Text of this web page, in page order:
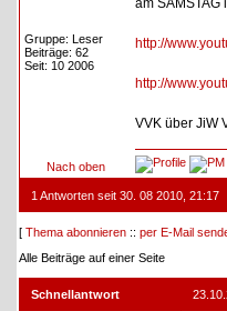
Gruppe: Leser
Beiträge: 62
Seit: 10 2006
am SAMSTAG
http://
http://
VVK über JiW
Nach oben
1 Antworten seit 30. 08 2010, 21:17
[ Thema abonnieren :: per E-Mail
Alle Beiträge auf einer Seite
Schnellantwort